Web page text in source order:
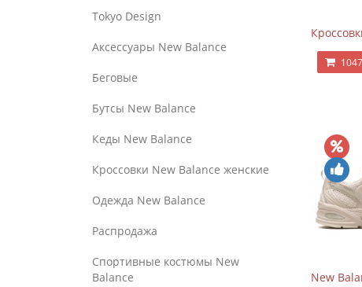
Tokyo Design
Аксессуары New Balance
Беговые
Бутсы New Balance
Кеды New Balance
Кроссовки New Balance женские
Одежда New Balance
Распродажа
Спортивные костюмы New
Balance
New